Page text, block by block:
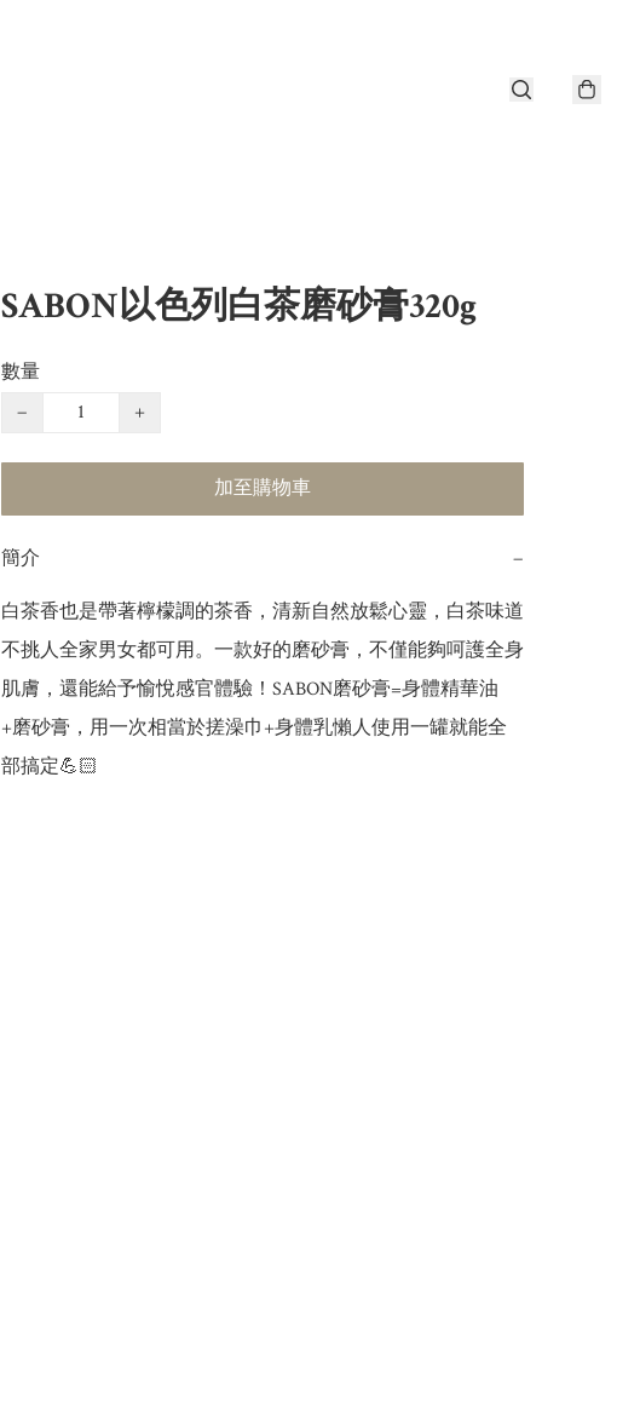
SABON以色列白茶磨砂膏320g
數量
−
+
加至購物車
簡介 −
白茶香也是帶著檸檬調的茶香，清新自然放鬆心靈，白茶味道
不挑人全家男女都可用。一款好的磨砂膏，不僅能夠呵護全身
肌膚，還能給予愉悅感官體驗！SABON磨砂膏=身體精華油
+磨砂膏，用一次相當於搓澡巾+身體乳懶人使用一罐就能全
部搞定💪🏻